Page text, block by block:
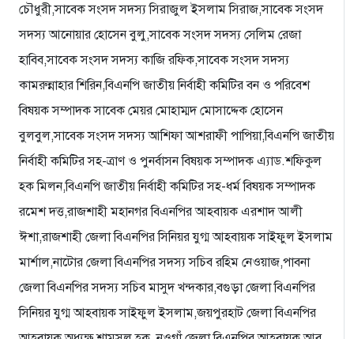
চৌধুরী,সাবেক সংসদ সদস্য সিরাজুল ইসলাম সিরাজ,সাবেক সংসদ
সদস্য আনোয়ার হোসেন বুলু,সাবেক সংসদ সদস্য সেলিম রেজা
হাবিব,সাবেক সংসদ সদস্য কাজি রফিক,সাবেক সংসদ সদস্য
কামরুন্নাহার শিরিন,বিএনপি জাতীয় নির্বাহী কমিটির বন ও পরিবেশ
বিষয়ক সম্পাদক সাবেক মেয়র মোহাম্মদ মোসাদ্দেক হোসেন
বুলবুল,সাবেক সংসদ সদস্য আশিফা আশরাফী পাপিয়া,বিএনপি জাতীয়
নির্বাহী কমিটির সহ-ত্রাণ ও পুনর্বাসন বিষয়ক সম্পাদক এ্যাড.শফিকুল
হক মিলন,বিএনপি জাতীয় নির্বাহী কমিটির সহ-ধর্ম বিষয়ক সম্পাদক
রমেশ দত্ত,রাজশাহী মহানগর বিএনপির আহবায়ক এরশাদ আলী
ঈশা,রাজশাহী জেলা বিএনপির সিনিয়র যুগ্ম আহবায়ক সাইফুল ইসলাম
মার্শাল,নাটোর জেলা বিএনপির সদস্য সচিব রহিম নেওয়াজ,পাবনা
জেলা বিএনপির সদস্য সচিব মাসুদ খন্দকার,বগুড়া জেলা বিএনপির
সিনিয়র যুগ্ম আহবায়ক সাইফুল ইসলাম,জয়পুরহাট জেলা বিএনপির